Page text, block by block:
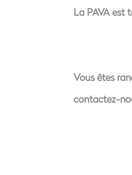
La PAVA est
Vous êtes
contactez-